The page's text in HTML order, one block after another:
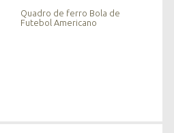
Quadro de ferro Bola de
Futebol Americano